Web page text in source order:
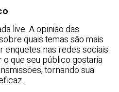
live. A opinião das
quais temas são mais
enquetes nas redes sociais
que seu público gostaria
tornando sua